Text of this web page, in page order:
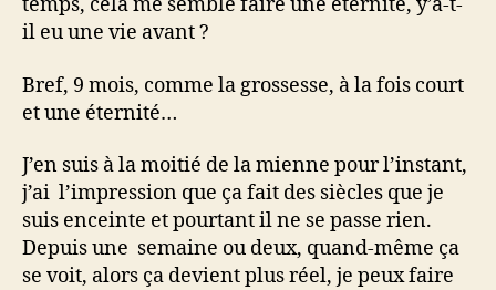
il eu une vie avant ?
Bref, 9 mois, comme la grossesse, à la fois court
et une éternité…
J’en suis à la moitié de la mienne pour l’instant,
j’ai l’impression que ça fait des siècles que je
suis enceinte et pourtant il ne se passe rien.
Depuis une semaine ou deux, quand-même ça
se voit, alors ça devient plus réel, je peux faire